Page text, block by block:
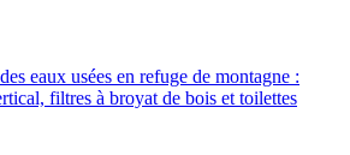
eaux usées en refuge de montagne :
filtres à broyat de bois et toilettes